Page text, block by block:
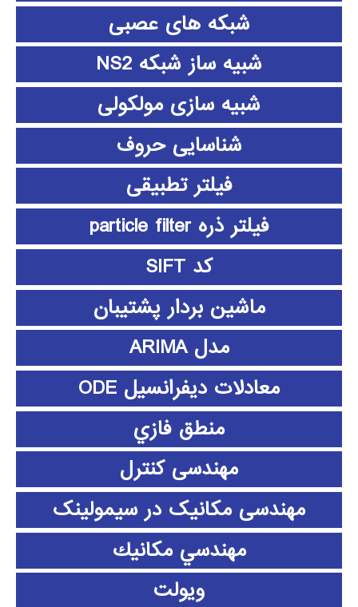
شبکه های عصبی
شبیه ساز شبکه NS2
شبیه سازی مولکولی
شناسایی حروف
فیلتر تطبیقی
فیلتر ذره particle filter
کد SIFT
ماشین بردار پشتیبان
مدل ARIMA
معادلات دیفرانسیل ODE
منطق فازي
مهندسی کنترل
مهندسی مکانیک در سیمولینک
مهندسي مكانيك
ویولت